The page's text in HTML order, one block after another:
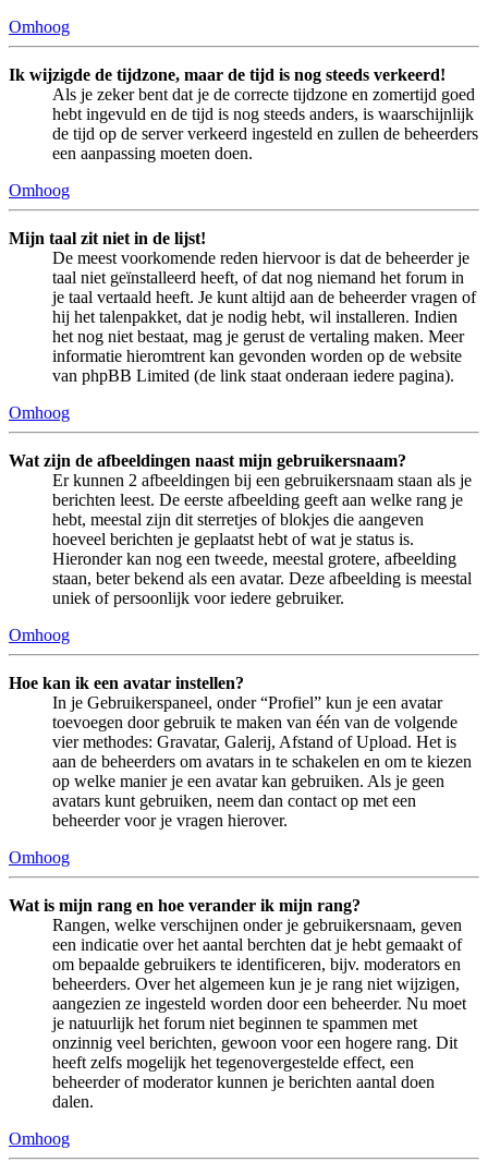
Omhoog
Ik wijzigde de tijdzone, maar de tijd is nog steeds verkeerd!
Als je zeker bent dat je de correcte tijdzone en zomertijd goed
hebt ingevuld en de tijd is nog steeds anders, is waarschijnlijk
de tijd op de server verkeerd ingesteld en zullen de beheerders
een aanpassing moeten doen.
Omhoog
Mijn taal zit niet in de lijst!
De meest voorkomende reden hiervoor is dat de beheerder je
taal niet geïnstalleerd heeft, of dat nog niemand het forum in
je taal vertaald heeft. Je kunt altijd aan de beheerder vragen of
hij het talenpakket, dat je nodig hebt, wil installeren. Indien
het nog niet bestaat, mag je gerust de vertaling maken. Meer
informatie hieromtrent kan gevonden worden op de website
van phpBB Limited (de link staat onderaan iedere pagina).
Omhoog
Wat zijn de afbeeldingen naast mijn gebruikersnaam?
Er kunnen 2 afbeeldingen bij een gebruikersnaam staan als je
berichten leest. De eerste afbeelding geeft aan welke rang je
hebt, meestal zijn dit sterretjes of blokjes die aangeven
hoeveel berichten je geplaatst hebt of wat je status is.
Hieronder kan nog een tweede, meestal grotere, afbeelding
staan, beter bekend als een avatar. Deze afbeelding is meestal
uniek of persoonlijk voor iedere gebruiker.
Omhoog
Hoe kan ik een avatar instellen?
In je Gebruikerspaneel, onder “Profiel” kun je een avatar
toevoegen door gebruik te maken van één van de volgende
vier methodes: Gravatar, Galerij, Afstand of Upload. Het is
aan de beheerders om avatars in te schakelen en om te kiezen
op welke manier je een avatar kan gebruiken. Als je geen
avatars kunt gebruiken, neem dan contact op met een
beheerder voor je vragen hierover.
Omhoog
Wat is mijn rang en hoe verander ik mijn rang?
Rangen, welke verschijnen onder je gebruikersnaam, geven
een indicatie over het aantal berchten dat je hebt gemaakt of
om bepaalde gebruikers te identificeren, bijv. moderators en
beheerders. Over het algemeen kun je je rang niet wijzigen,
aangezien ze ingesteld worden door een beheerder. Nu moet
je natuurlijk het forum niet beginnen te spammen met
onzinnig veel berichten, gewoon voor een hogere rang. Dit
heeft zelfs mogelijk het tegenovergestelde effect, een
beheerder of moderator kunnen je berichten aantal doen
dalen.
Omhoog